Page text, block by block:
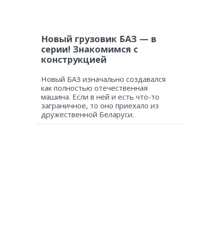
Новый грузовик БАЗ — в
серии! Знакомимся с
конструкцией
Новый БАЗ изначально создавался
как полностью отечественная
машина. Если в ней и есть что-то
заграничное, то оно приехало из
дружественной Беларуси.